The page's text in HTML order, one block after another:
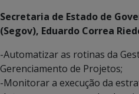
Secretaria de Estado de
(Segov), Eduardo Correa
-Automatizar as rotinas da
Gerenciamento de Projetos;
-Monitorar a execução da